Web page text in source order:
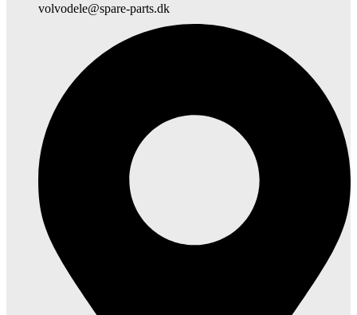
volvodele@spare-parts.dk